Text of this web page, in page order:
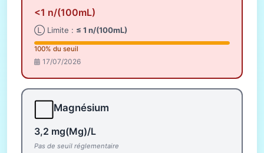
<1 n/(100mL)
Ⓛ Limite : ≤ 1 n/(100mL)
100% du seuil
17/07/2026
Magnésium
3,2 mg(Mg)/L
Pas de seuil réglementaire